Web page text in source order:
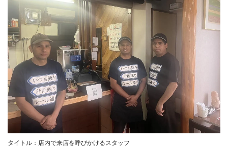
タイトル：店内で来店を呼びかけるスタッフ